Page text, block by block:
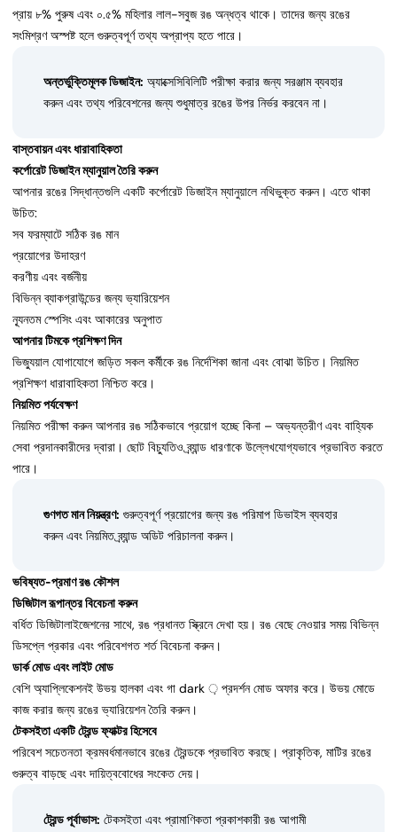
প্রায় ৮% পুরুষ এবং ০.৫% মহিলার লাল-সবুজ রঙ অন্ধত্ব থাকে। তাদের জন্য রঙের
সংমিশ্রণ অস্পষ্ট হলে গুরুত্বপূর্ণ তথ্য অপ্রাপ্য হতে পারে।
অন্তর্ভুক্তিমূলক ডিজাইন: অ্যাক্সেসিবিলিটি পরীক্ষা করার জন্য সরঞ্জাম ব্যবহার
করুন এবং তথ্য পরিবেশনের জন্য শুধুমাত্র রঙের উপর নির্ভর করবেন না।
বাস্তবায়ন এবং ধারাবাহিকতা
কর্পোরেট ডিজাইন ম্যানুয়াল তৈরি করুন
আপনার রঙের সিদ্ধান্তগুলি একটি কর্পোরেট ডিজাইন ম্যানুয়ালে নথিভুক্ত করুন। এতে থাকা
উচিত:
সব ফরম্যাটে সঠিক রঙ মান
প্রয়োগের উদাহরণ
করণীয় এবং বর্জনীয়
বিভিন্ন ব্যাকগ্রাউন্ডের জন্য ভ্যারিয়েশন
ন্যূনতম স্পেসিং এবং আকারের অনুপাত
আপনার টিমকে প্রশিক্ষণ দিন
ভিজ্যুয়াল যোগাযোগে জড়িত সকল কর্মীকে রঙ নির্দেশিকা জানা এবং বোঝা উচিত। নিয়মিত
প্রশিক্ষণ ধারাবাহিকতা নিশ্চিত করে।
নিয়মিত পর্যবেক্ষণ
নিয়মিত পরীক্ষা করুন আপনার রঙ সঠিকভাবে প্রয়োগ হচ্ছে কিনা – অভ্যন্তরীণ এবং বাহ্যিক
সেবা প্রদানকারীদের দ্বারা। ছোট বিচ্যুতিও ব্র্যান্ড ধারণাকে উল্লেখযোগ্যভাবে প্রভাবিত করতে
পারে।
গুণগত মান নিয়ন্ত্রণ: গুরুত্বপূর্ণ প্রয়োগের জন্য রঙ পরিমাপ ডিভাইস ব্যবহার
করুন এবং নিয়মিত ব্র্যান্ড অডিট পরিচালনা করুন।
ভবিষ্যত-প্রমাণ রঙ কৌশল
ডিজিটাল রূপান্তর বিবেচনা করুন
বর্ধিত ডিজিটালাইজেশনের সাথে, রঙ প্রধানত স্ক্রিনে দেখা হয়। রঙ বেছে নেওয়ার সময় বিভিন্ন
ডিসপ্লে প্রকার এবং পরিবেশগত শর্ত বিবেচনা করুন।
ডার্ক মোড এবং লাইট মোড
বেশি অ্যাপ্লিকেশনই উভয় হালকা এবং গা dark ় প্রদর্শন মোড অফার করে। উভয় মোডে
কাজ করার জন্য রঙের ভ্যারিয়েশন তৈরি করুন।
টেকসইতা একটি ট্রেন্ড ফ্যাক্টর হিসেবে
পরিবেশ সচেতনতা ক্রমবর্ধমানভাবে রঙের ট্রেন্ডকে প্রভাবিত করছে। প্রাকৃতিক, মাটির রঙের
গুরুত্ব বাড়ছে এবং দায়িত্ববোধের সংকেত দেয়।
ট্রেন্ড পূর্বাভাস: টেকসইতা এবং প্রামাণিকতা প্রকাশকারী রঙ আগামী